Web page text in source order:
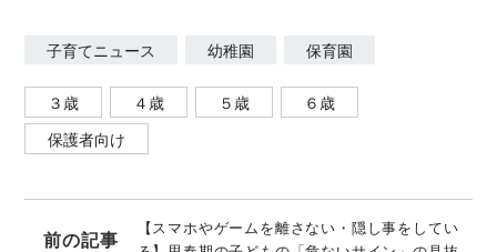
子育てニュース 幼稚園 保育園
３歳 ４歳 ５歳
６歳
保護者向け
前の記事
【スマホやゲームを離さない・隠し事をしてい